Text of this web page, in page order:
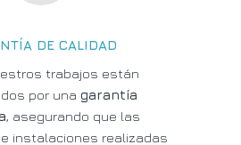
DE CALIDAD
trabajos están
por una garantía
, asegurando que las
instalaciones realizadas